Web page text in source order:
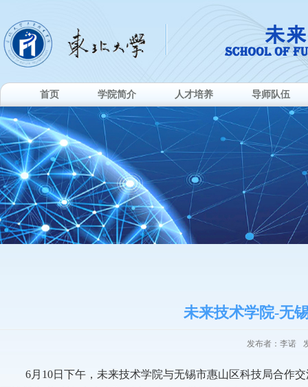
首页 学院简介 人才培养 导师队伍
未来技术学院-无
发布者：李诺
6月10日下午，未来技术学院与无锡市惠山区科技局合作